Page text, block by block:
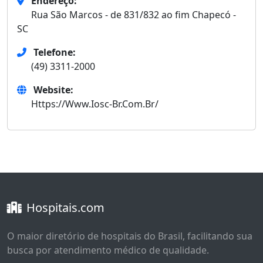
Rua São Marcos - de 831/832 ao fim Chapecó -
SC
Telefone:
(49) 3311-2000
Website:
Https://Www.Iosc-Br.Com.Br/
Hospitais.com
O maior diretório de hospitais do Brasil, facilitando sua
busca por atendimento médico de qualidade.